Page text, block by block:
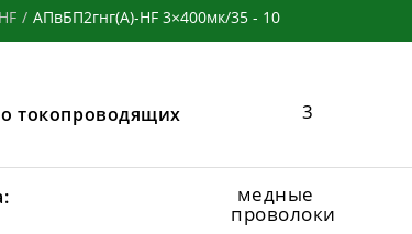
/ АПвБП2гнг(А)-HF 3×400мк/35 - 10
токопроводящих
3
медные
проволоки